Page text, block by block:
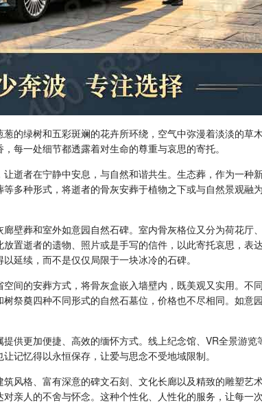
的绿树和五彩斑斓的花卉所环绕，空气中弥漫着淡淡的
每一处细节都透露着对生命的尊重与哀思的寄托。
逝者在宁静中安息，与自然和谐共生。生态葬，作为一种
多种形式，将逝者的骨灰安葬于植物之下或与自然景观融
壁葬和室外如意园自然石碑。室内骨灰格位又分为荷花厅
置逝者的遗物、照片或是手写的信件，以此寄托哀思，表
延续，而不是仅仅局限于一块冰冷的石碑。
间的安葬方式，将骨灰盒嵌入墙壁内，既美观又实用。不
祭奠四种不同形式的自然石墓位，价格也不尽相同。如意
供更加便捷、高效的缅怀方式。线上纪念馆、VR全景游
记忆得以永恒保存，让爱与思念不受地域限制。
风格、富有深意的碑文石刻、文化长廊以及精致的雕塑艺
人的不舍与怀念。这种个性化、人性化的服务，让每一